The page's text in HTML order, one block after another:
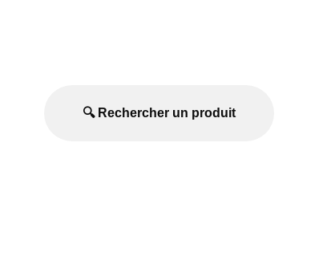
🔍 Rechercher un produit